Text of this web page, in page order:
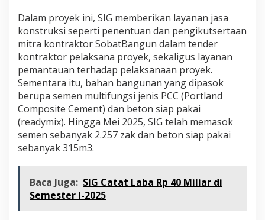
Dalam proyek ini, SIG memberikan layanan jasa
konstruksi seperti penentuan dan pengikutsertaan
mitra kontraktor SobatBangun dalam tender
kontraktor pelaksana proyek, sekaligus layanan
pemantauan terhadap pelaksanaan proyek.
Sementara itu, bahan bangunan yang dipasok
berupa semen multifungsi jenis PCC (Portland
Composite Cement) dan beton siap pakai
(readymix). Hingga Mei 2025, SIG telah memasok
semen sebanyak 2.257 zak dan beton siap pakai
sebanyak 315m3.
Baca Juga: SIG Catat Laba Rp 40 Miliar di
Semester I-2025